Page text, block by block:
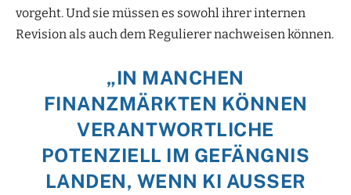
vorgeht. Und sie müssen es sowohl ihrer internen
Revision als auch dem Regulierer nachweisen können.
„IN MANCHEN
FINANZMÄRKTEN KÖNNEN
VERANTWORTLICHE
POTENZIELL IM GEFÄNGNIS
LANDEN, WENN KI AUSSER K